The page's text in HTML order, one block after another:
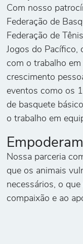
Com nosso
Federação de
Federação de
Jogos do Pacífico,
com o trabalho
crescimento
eventos como os
de basquete
o trabalho em
Nossa parceria
que os animais
necessários, o
compaixão e ao